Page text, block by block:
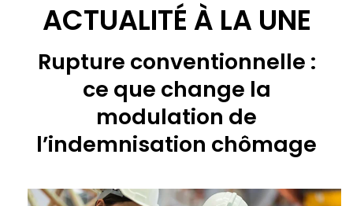
ACTUALITÉ À LA UNE
Rupture conventionnelle :
ce que change la
modulation de
l’indemnisation chômage